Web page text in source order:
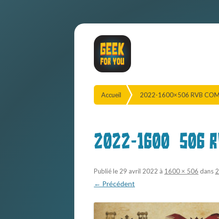
Accueil 2022-1600×506 RVB
2022-1600×506
Publié le 29 avril 2022 à 1600 × 506 dans
← Précédent